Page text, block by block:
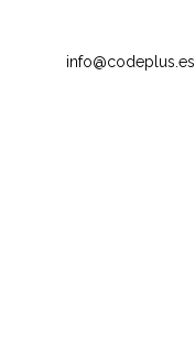
info@codeplus.es